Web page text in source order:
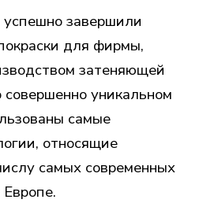
завершили
для фирмы,
затеняющей
уникальном
самые
относящие
самых современных